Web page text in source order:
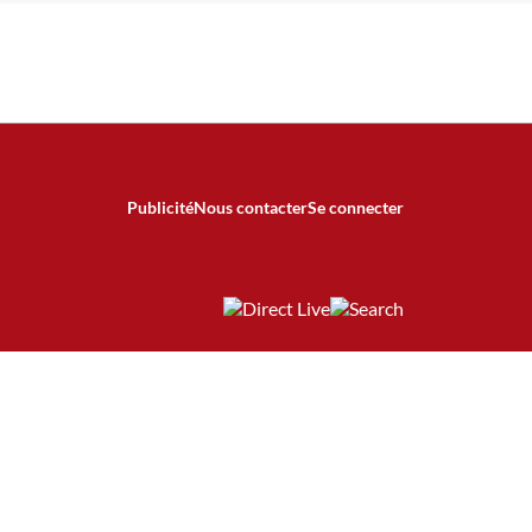
PublicitéNous contacterSe connecter